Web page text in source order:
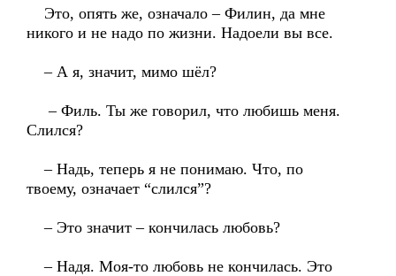
Это, опять же, означало – Филин, да мне
никого и не надо по жизни. Надоели вы все.
– А я, значит, мимо шёл?
– Филь. Ты же говорил, что любишь меня.
Слился?
– Надь, теперь я не понимаю. Что, по
твоему, означает “слился”?
– Это значит – кончилась любовь?
– Надя. Моя-то любовь не кончилась. Это